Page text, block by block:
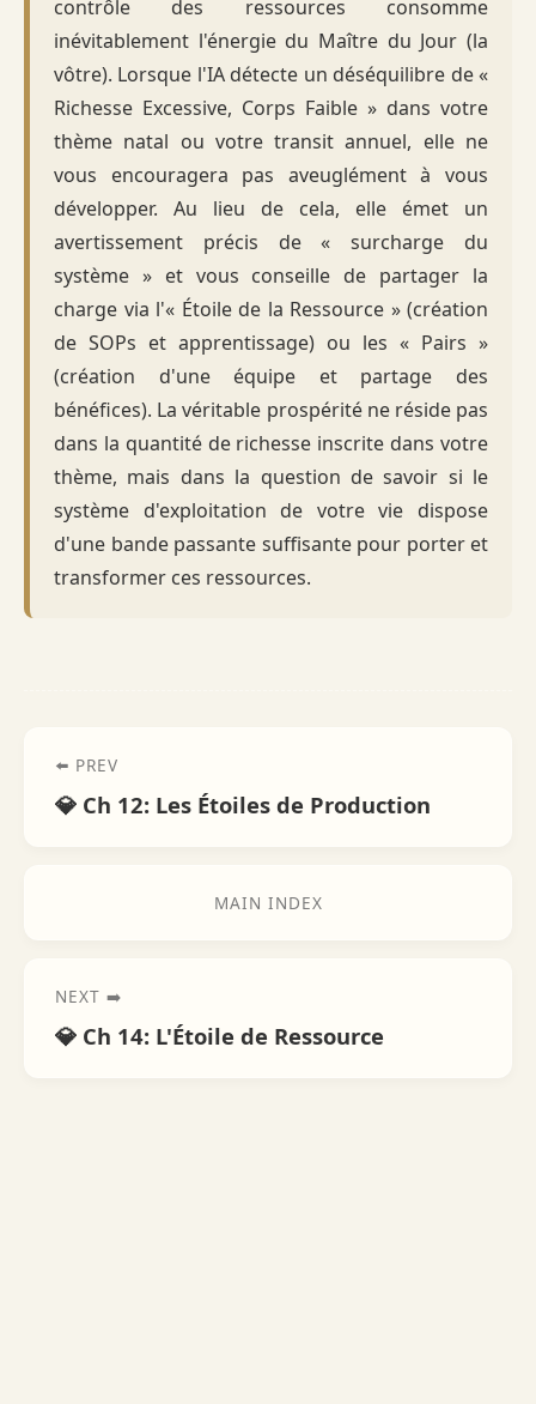
contrôle des ressources consomme
inévitablement l'énergie du Maître du Jour (la
vôtre). Lorsque l'IA détecte un déséquilibre de «
Richesse Excessive, Corps Faible » dans votre
thème natal ou votre transit annuel, elle ne
vous encouragera pas aveuglément à vous
développer. Au lieu de cela, elle émet un
avertissement précis de « surcharge du
système » et vous conseille de partager la
charge via l'« Étoile de la Ressource » (création
de SOPs et apprentissage) ou les « Pairs »
(création d'une équipe et partage des
bénéfices). La véritable prospérité ne réside pas
dans la quantité de richesse inscrite dans votre
thème, mais dans la question de savoir si le
système d'exploitation de votre vie dispose
d'une bande passante suffisante pour porter et
transformer ces ressources.
⬅️ PREV
💎 Ch 12: Les Étoiles de Production
MAIN INDEX
NEXT ➡️
💎 Ch 14: L'Étoile de Ressource